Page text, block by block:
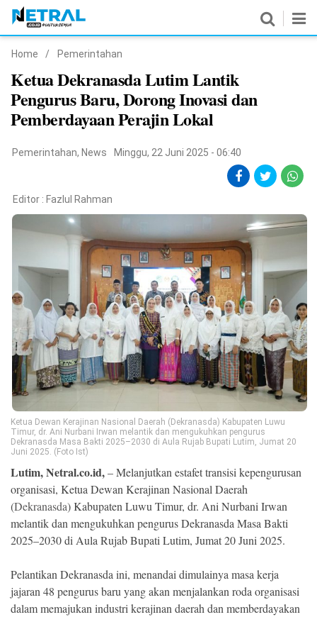
Nasional
Pemerintahan
Hukrim
Pendidikan
Ekonomi
Memori
©
Copyright
.
All
Right
Reserved
Home / Pemerintahan
Ketua Dekranasda Lutim Lantik
Pengurus Baru, Dorong Inovasi dan
Pemberdayaan Perajin Lokal
Pemerintahan, News Minggu, 22 Juni 2025 - 06:40
Editor : Fazlul Rahman
Ketua Dewan Kerajinan Nasional Daerah (Dekranasda) Kabupaten Luwu
Timur, dr. Ani Nurbani Irwan melantik dan mengukuhkan pengurus
Dekranasda Masa Bakti 2025–2030 di Aula Rujab Bupati Lutim, Jumat 20
Juni 2025. (Foto Ist)
Lutim, Netral.co.id,– Melanjutkan estafet transisi kepengurusan
organisasi, Ketua Dewan Kerajinan Nasional Daerah
(Dekranasda) Kabupaten Luwu Timur, dr. Ani Nurbani Irwan
melantik dan mengukuhkan pengurus Dekranasda Masa Bakti
2025–2030 di Aula Rujab Bupati Lutim, Jumat 20 Juni 2025.
Pelantikan Dekranasda ini, menandai dimulainya masa kerja
jajaran 48 pengurus baru yang akan menjalankan roda organisasi
dalam memajukan industri kerajinan daerah dan memberdayakan